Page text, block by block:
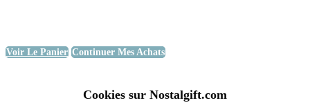
Voir Le Panier Continuer Mes Achats
Cookies sur Nostalgift.com